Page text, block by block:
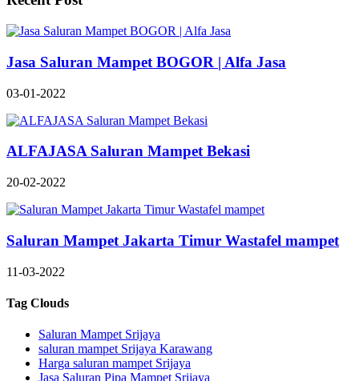
Jasa Saluran Mampet BOGOR | Alfa Jasa
03-01-2022
ALFAJASA Saluran Mampet Bekasi
20-02-2022
Saluran Mampet Jakarta Timur Wastafel mampet
11-03-2022
Tag Clouds
Saluran Mampet Srijaya
saluran mampet Srijaya Karawang
Harga saluran mampet Srijaya
Jasa Saluran Pipa Mampet Srijaya